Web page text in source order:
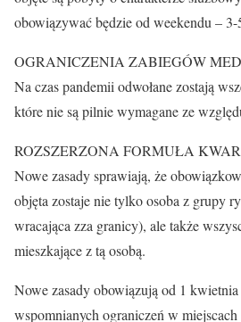
obowiązywać będzie od weekendu –
OGRANICZENIA ZABIEGÓW
Na czas pandemii odwołane zostają
które nie są pilnie wymagane ze
ROZSZERZONA FORMUŁA
Nowe zasady sprawiają, że
objęta zostaje nie tylko osoba z grupy
wracająca zza granicy), ale także
mieszkające z tą osobą.
Nowe zasady obowiązują od 1
wspomnianych ograniczeń w